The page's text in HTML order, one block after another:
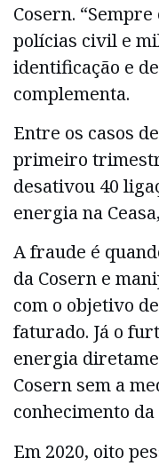
Cosern.
polícias civil e
identificação e
complementa.
Entre os casos
primeiro
desativou 40
energia na
A fraude é
da Cosern e
com o objetivo
faturado. Já o
energia
Cosern sem a
conhecimento
Em 2020, oito